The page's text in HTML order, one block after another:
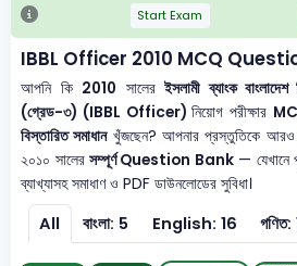
Start Exam
IBBL Officer 2010 MCQ
আপনি কি 2010 সালেরইসলামী ব্যাংক
(গ্রেড-৩) (IBBL Officer)নিয়োগ পরীক্ষার
বিস্তারিত সমাধানখুঁজছেন? আপনার প্রস্তুতিকে আরও
২০১০ সালেরসম্পূর্ণ Question Bank— যেখানে
ব্যাখ্যাসহ সমাধাণ ও PDF ডাউনলোডের সুবিধা।
All বাংলা: 5 English: 16 গণিত: